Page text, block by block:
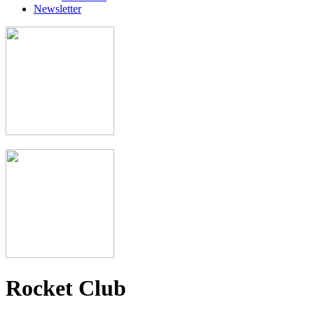
Newsletter
Rocket Club